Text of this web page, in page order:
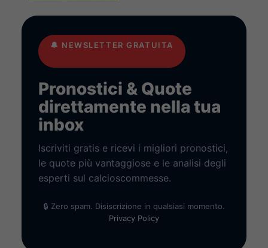
🔔 NEWSLETTER GRATUITA
Pronostici & Quote
direttamente nella tua
inbox
Iscriviti gratis e ricevi i migliori pronostici,
le quote più vantaggiose e le analisi degli
esperti sul calcioscommesse.
🔒 Zero spam. Disiscrizione in qualsiasi momento.
Privacy Policy